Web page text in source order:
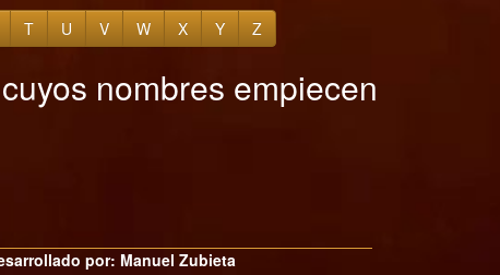
T U V W X Y Z
nombres empiecen
por: Manuel Zubieta